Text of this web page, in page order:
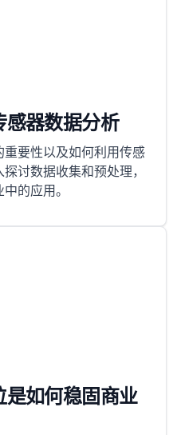
感器数据分析
要性以及如何利用传感
讨数据收集和预处理，
的应用。
是如何稳固商业